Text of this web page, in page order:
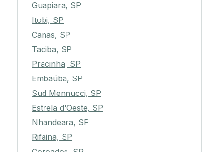
Guapiara, SP
Itobi, SP
Canas, SP
Taciba, SP
Pracinha, SP
Embaúba, SP
Sud Mennucci, SP
Estrela d'Oeste, SP
Nhandeara, SP
Rifaina, SP